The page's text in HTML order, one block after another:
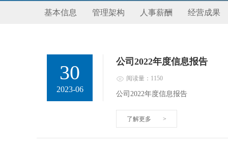
基本信息 管理架构 人事薪酬 经营成果
30
2023-06
公司2022年度信息报告
阅读量：1150
公司2022年度信息报告
了解更多 >